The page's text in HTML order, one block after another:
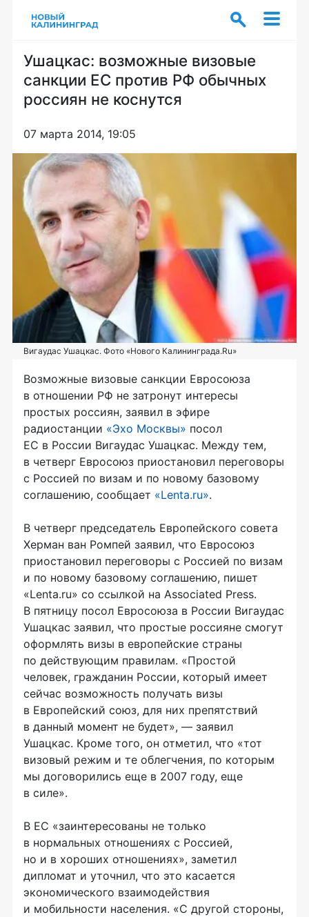
Ушацкас: возможные визовые
санкции ЕС против РФ обычных
россиян не коснутся
07 марта 2014, 19:05
Вигаудас Ушацкас. Фото «Нового Калининграда.Ru»
Возможные визовые санкции Евросоюза
в отношении РФ не затронут интересы
простых россиян, заявил в эфире
радиостанции «Эхо Москвы» посол
ЕС в России Вигаудас Ушацкас. Между тем,
в четверг Евросоюз приостановил переговоры
с Россией по визам и по новому базовому
соглашению, сообщает «Lenta.ru».
В четверг председатель Европейского совета
Херман ван Ромпей заявил, что Евросоюз
приостановил переговоры с Россией по визам
и по новому базовому соглашению, пишет
«Lenta.ru» со ссылкой на Associated Press.
В пятницу посол Евросоюза в России Вигаудас
Ушацкас заявил, что простые россияне смогут
оформлять визы в европейские страны
по действующим правилам. «Простой
человек, гражданин России, который имеет
сейчас возможность получать визы
в Европейский союз, для них препятствий
в данный момент не будет», — заявил
Ушацкас. Кроме того, он отметил, что «тот
визовый режим и те облегчения, по которым
мы договорились еще в 2007 году, еще
в силе».
В ЕС «заинтересованы не только
в нормальных отношениях с Россией,
но и в хороших отношениях», заметил
дипломат и уточнил, что это касается
экономического взаимодействия
и мобильности населения. «С другой стороны,